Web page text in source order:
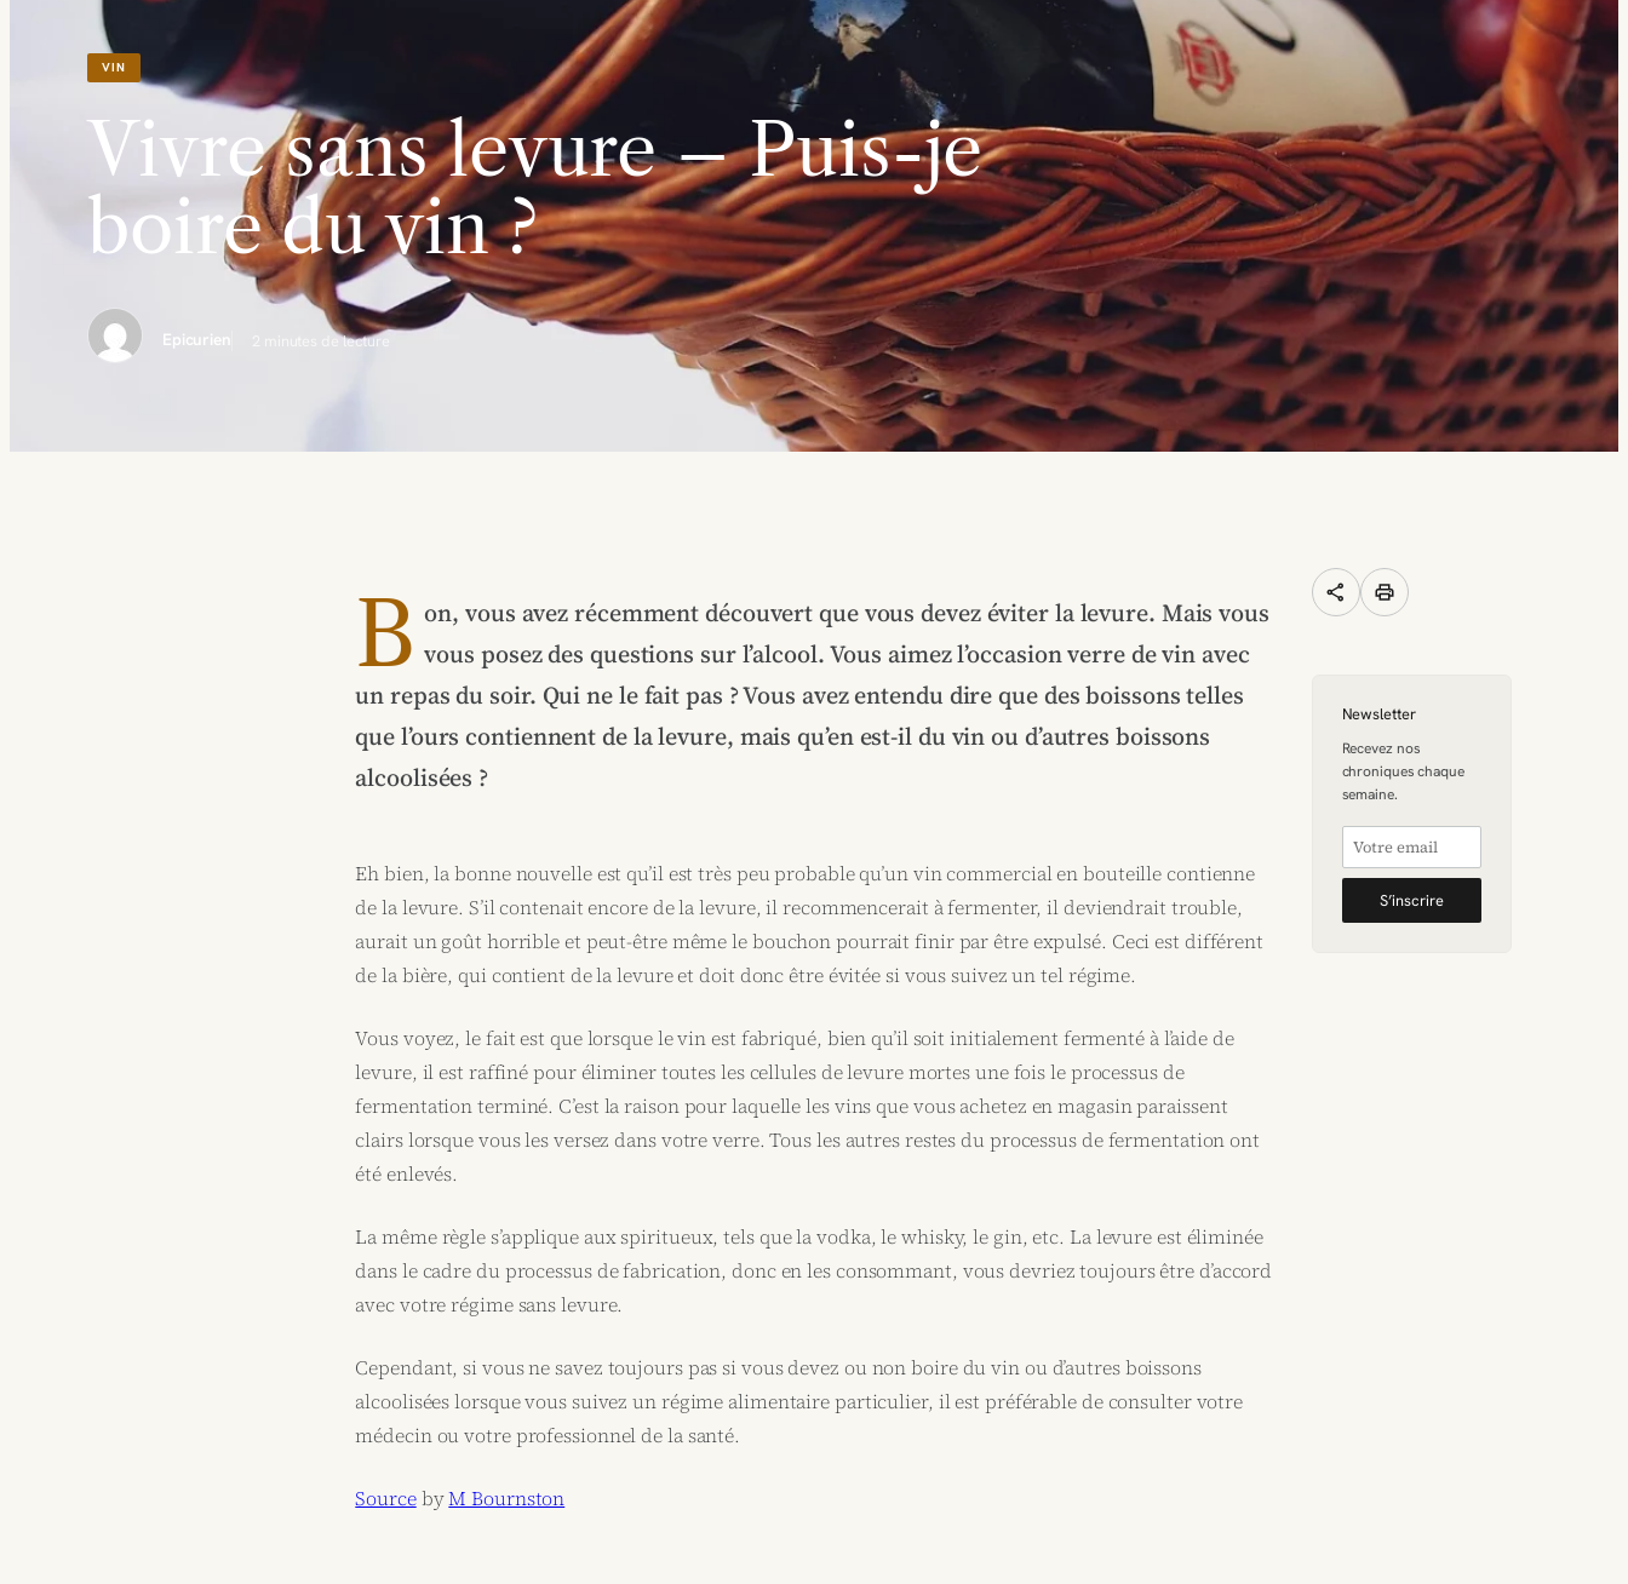
VIN
Vivre sans levure – Puis-je
boire du vin ?
Epicurien 2 minutes de lecture
B on, vous avez récemment découvert que vous devez éviter la levure. Mais vous
vous posez des questions sur l’alcool. Vous aimez l’occasion verre de vin avec
un repas du soir. Qui ne le fait pas ? Vous avez entendu dire que des boissons telles
que l’ours contiennent de la levure, mais qu’en est-il du vin ou d’autres boissons
alcoolisées ?
Eh bien, la bonne nouvelle est qu’il est très peu probable qu’un vin commercial en bouteille contienne
de la levure. S’il contenait encore de la levure, il recommencerait à fermenter, il deviendrait trouble,
aurait un goût horrible et peut-être même le bouchon pourrait finir par être expulsé. Ceci est différent
de la bière, qui contient de la levure et doit donc être évitée si vous suivez un tel régime.
Vous voyez, le fait est que lorsque le vin est fabriqué, bien qu’il soit initialement fermenté à l’aide de
levure, il est raffiné pour éliminer toutes les cellules de levure mortes une fois le processus de
fermentation terminé. C’est la raison pour laquelle les vins que vous achetez en magasin paraissent
clairs lorsque vous les versez dans votre verre. Tous les autres restes du processus de fermentation ont
été enlevés.
La même règle s’applique aux spiritueux, tels que la vodka, le whisky, le gin, etc. La levure est éliminée
dans le cadre du processus de fabrication, donc en les consommant, vous devriez toujours être d’accord
avec votre régime sans levure.
Cependant, si vous ne savez toujours pas si vous devez ou non boire du vin ou d’autres boissons
alcoolisées lorsque vous suivez un régime alimentaire particulier, il est préférable de consulter votre
médecin ou votre professionnel de la santé.
SourcebyM Bournston
share print
Newsletter
Recevez nos
chroniques chaque
semaine.
S’inscrire